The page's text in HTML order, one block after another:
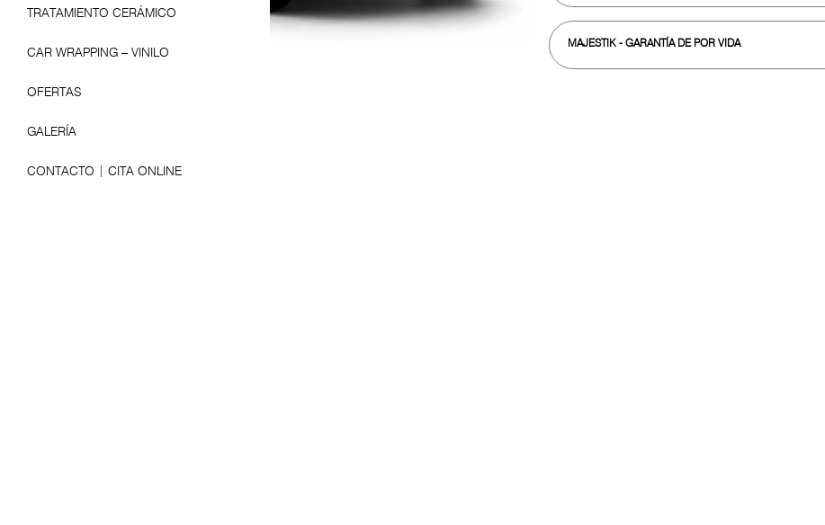
MAJESTIK- GARANTÍA DE POR VIDA
TRATAMIENTO CERÁMICO
CAR WRAPPING – VINILO
OFERTAS
GALERÍA
CONTACTO | CITA ONLINE